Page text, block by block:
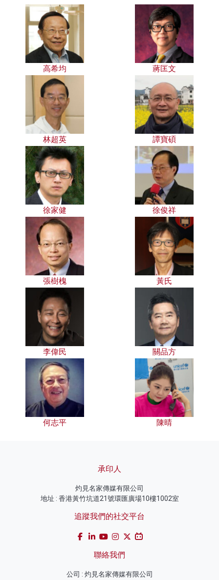
高希均 蔣匡文
林超英 譚寶碩
徐家健 徐俊祥
張樹槐 黃氏
李偉民 關品方
何志平 陳晴
承印人
灼見名家傳媒有限公司
地址 : 香港黃竹坑道21號環匯廣場10樓1002室
追蹤我們的社交平台
聯絡我們
公司 : 灼見名家傳媒有限公司